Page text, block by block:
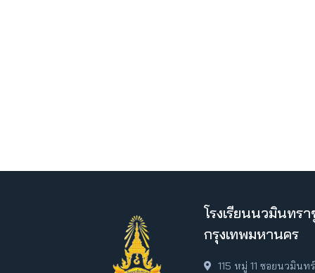
โรงเรียนนวมินทร
กรุงเทพมหานคร
115 หมู่ 11 ซอยนวมิน